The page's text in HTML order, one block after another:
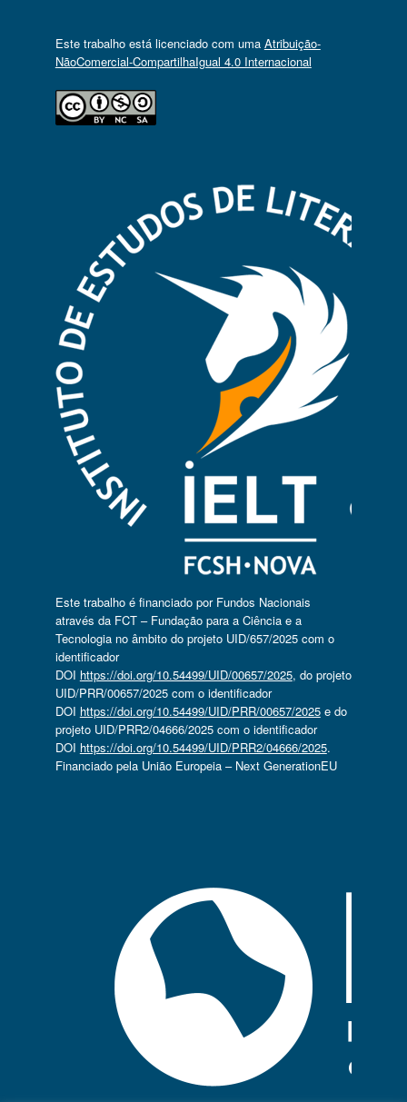
Este trabalho está licenciado com uma Atribuição-
NãoComercial-CompartilhaIgual 4.0 Internacional
Este trabalho é financiado por Fundos Nacionais
através da FCT – Fundação para a Ciência e a
Tecnologia no âmbito do projeto UID/657/2025 com o
identificador
DOI https://doi.org/10.54499/UID/00657/2025, do projeto
UID/PRR/00657/2025 com o identificador
DOI https://doi.org/10.54499/UID/PRR/00657/2025e do
projeto UID/PRR2/04666/2025 com o identificador
DOI https://doi.org/10.54499/UID/PRR2/04666/2025.
Financiado pela União Europeia – Next GenerationEU